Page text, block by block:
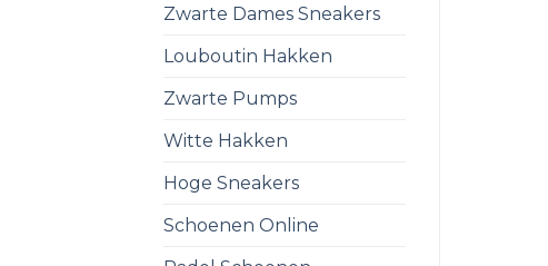
Zwarte Dames Sneakers
Louboutin Hakken
Zwarte Pumps
Witte Hakken
Hoge Sneakers
Schoenen Online